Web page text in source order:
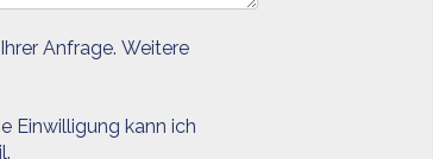
Anfrage. Weitere
Einwilligung kann ich